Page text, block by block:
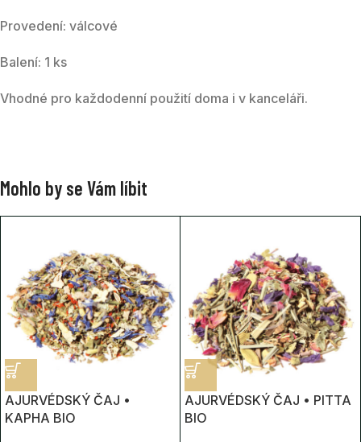
Provedení: válcové
Balení: 1 ks
Vhodné pro každodenní použití doma i v kanceláři.
Mohlo by se Vám líbit
AJURVÉDSKÝ ČAJ •
KAPHA BIO
AJURVÉDSKÝ ČAJ • PITTA
BIO